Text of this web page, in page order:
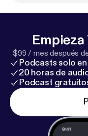
$99 / mes después
Podcasts solo
20 horas de
Podcast